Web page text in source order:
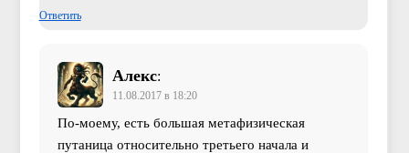
Ответить
Алекс:
11.08.2017 в 18:20
По-моему, есть большая метафизическая
путаница относительно третьего начала и